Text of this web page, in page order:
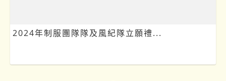
2024年制服團隊隊及風紀隊立願禮...